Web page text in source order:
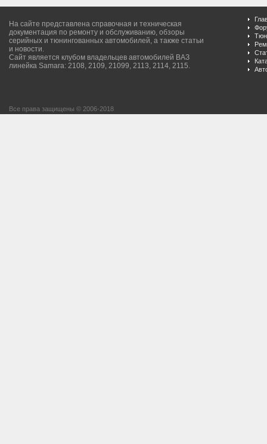
На сайте представлена справочная и техническая
документация по ремонту и обслуживанию, обзоры
серийных и тюнингованных автомобилей, а также статьи
и новости.
Сайт является клубом владельцев автомобилей ВАЗ
линейка Samara: 2108, 2109, 21099, 2113, 2114, 2115.
Все права защищены © 2006-2018